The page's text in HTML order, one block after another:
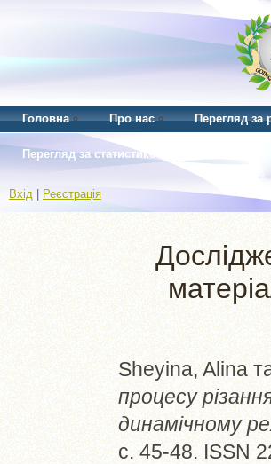
Головна Про нас Перегляд за
Перегляд за статистикою
Вхід Реєстрація
Sheyina, Alina
процесу
динамічному
с. 45-48. ISSN